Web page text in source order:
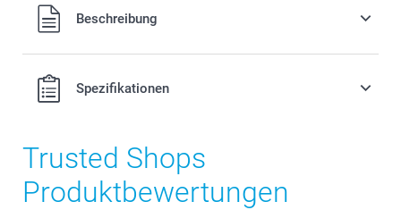
Alle Preise verstehen sich in EURO (€) inkl. MwSt. und zzgl.
Versandkosten.Beschreibung
Spezifikationen
Trusted Shops
Produktbewertungen